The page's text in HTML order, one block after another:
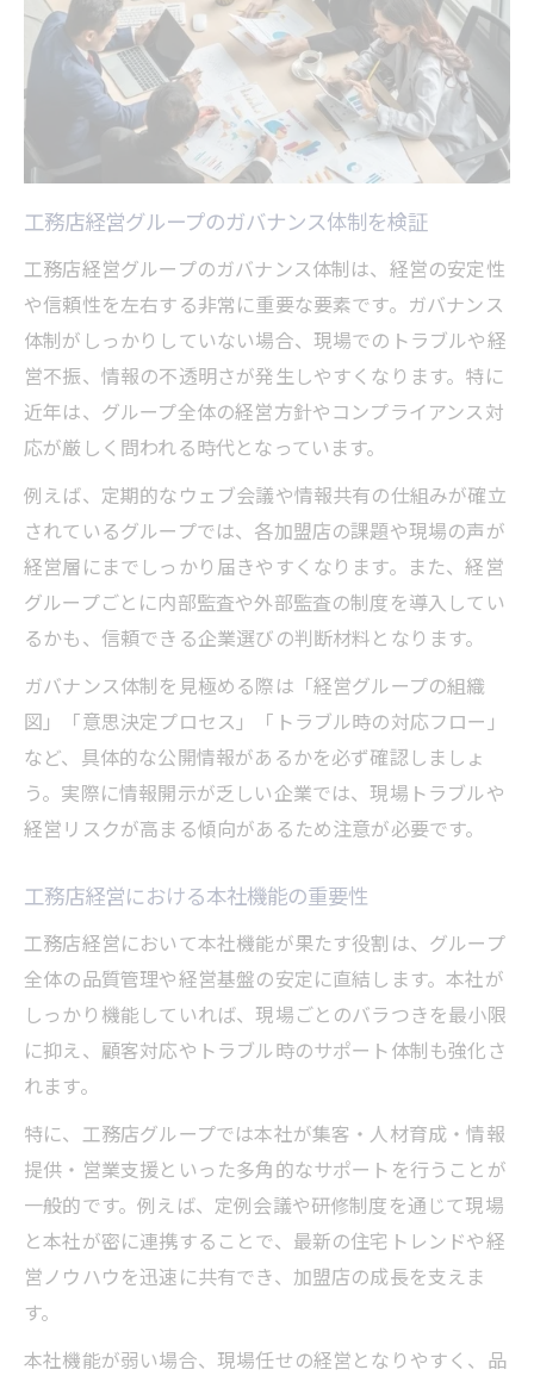
工務店経営グループのガバナンス体制を検証
工務店経営グループのガバナンス体制は、経営の安定性
や信頼性を左右する非常に重要な要素です。ガバナンス
体制がしっかりしていない場合、現場でのトラブルや経
営不振、情報の不透明さが発生しやすくなります。特に
近年は、グループ全体の経営方針やコンプライアンス対
応が厳しく問われる時代となっています。
例えば、定期的なウェブ会議や情報共有の仕組みが確立
されているグループでは、各加盟店の課題や現場の声が
経営層にまでしっかり届きやすくなります。また、経営
グループごとに内部監査や外部監査の制度を導入してい
るかも、信頼できる企業選びの判断材料となります。
ガバナンス体制を見極める際は「経営グループの組織
図」「意思決定プロセス」「トラブル時の対応フロー」
など、具体的な公開情報があるかを必ず確認しましょ
う。実際に情報開示が乏しい企業では、現場トラブルや
経営リスクが高まる傾向があるため注意が必要です。
工務店経営における本社機能の重要性
工務店経営において本社機能が果たす役割は、グループ
全体の品質管理や経営基盤の安定に直結します。本社が
しっかり機能していれば、現場ごとのバラつきを最小限
に抑え、顧客対応やトラブル時のサポート体制も強化さ
れます。
特に、工務店グループでは本社が集客・人材育成・情報
提供・営業支援といった多角的なサポートを行うことが
一般的です。例えば、定例会議や研修制度を通じて現場
と本社が密に連携することで、最新の住宅トレンドや経
営ノウハウを迅速に共有でき、加盟店の成長を支えま
す。
本社機能が弱い場合、現場任せの経営となりやすく、品